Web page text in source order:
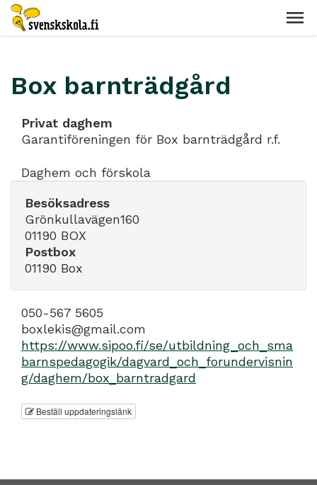
Box barnträdgård
Privat daghem
Garantiföreningen för Box barnträdgård r.f.
Daghem och förskola
Besöksadress
Grönkullavägen160
01190 BOX
Postbox
01190 Box
050-567 5605
boxlekis@gmail.com
https://www.sipoo.fi/se/utbildning_och_sma
barnspedagogik/dagvard_och_forundervisnin
g/daghem/box_barntradgard
Beställ uppdateringslänk